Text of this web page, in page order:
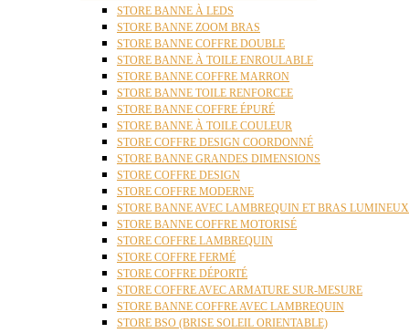
STORE BANNE À LEDS
STORE BANNE ZOOM BRAS
STORE BANNE COFFRE DOUBLE
STORE BANNE À TOILE ENROULABLE
STORE BANNE COFFRE MARRON
STORE BANNE TOILE RENFORCEE
STORE BANNE COFFRE ÉPURÉ
STORE BANNE À TOILE COULEUR
STORE COFFRE DESIGN COORDONNÉ
STORE BANNE GRANDES DIMENSIONS
STORE COFFRE DESIGN
STORE COFFRE MODERNE
STORE BANNE AVEC LAMBREQUIN ET BRAS LUMINEUX
STORE BANNE COFFRE MOTORISÉ
STORE COFFRE LAMBREQUIN
STORE COFFRE FERMÉ
STORE COFFRE DÉPORTÉ
STORE COFFRE AVEC ARMATURE SUR-MESURE
STORE BANNE COFFRE AVEC LAMBREQUIN
STORE BSO (BRISE SOLEIL ORIENTABLE)